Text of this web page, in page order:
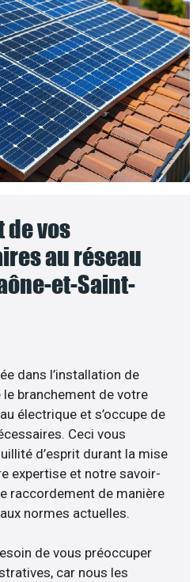
de vos
au réseau
et-Saint-
dans l’installation de
le branchement de votre
électrique et s’occupe de
Ceci vous
d’esprit durant la mise
expertise et notre savoir-
raccordement de manière
normes actuelles.
de vous préoccuper
car nous les